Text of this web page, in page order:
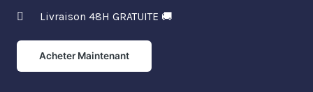
Livraison 48H GRATUITE 🚚
Acheter Maintenant